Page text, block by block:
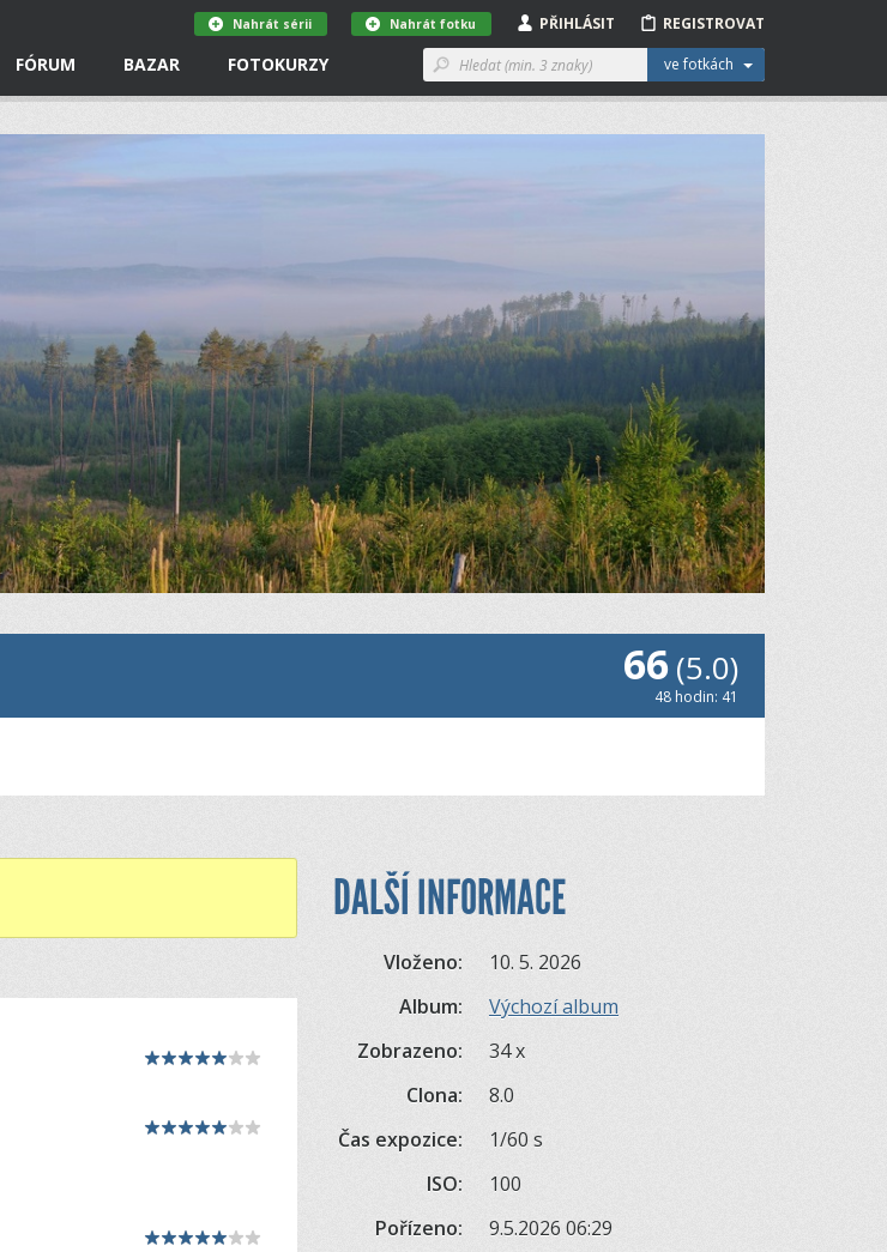
FÓRUM BAZAR FOTOKURZY ve fotkách
REGISTROVAT
PŘIHLÁSIT
Nahrát fotku
Nahrát sérii
66(5.0)
48 hodin: 41
DALŠÍ INFORMACE
Vloženo:
10. 5. 2026
Album:
Výchozí album
Zobrazeno:
34 x
Clona:
8.0
Čas expozice:
1/60 s
ISO:
100
Pořízeno:
9.5.2026 06:29